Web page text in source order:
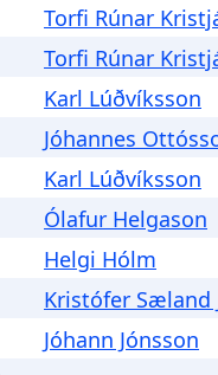
Torfi Rúnar
Torfi Rúnar
Karl Lúðvíksson
Jóhannes
Karl Lúðvíksson
Ólafur Helgason
Helgi Hólm
Kristófer Sæland
Jóhann Jónsson